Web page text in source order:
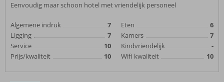
Eenvoudig maar schoon hotel met vriendelijk personeel
Algemene indruk
7
Ligging
7
Service
10
Prijs/kwaliteit
10
Eten
6
Kamers
7
Kindvriendelijk
-
Wifi kwaliteit
10